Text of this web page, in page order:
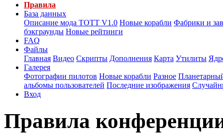
Правила
База данных
Описание мода ТОТТ V1.0 Новые корабли Фабрики и
бэкграунды Новые рейтинги
FAQ
Файлы
Главная Видео Скрипты Дополнения Карта Утилиты
Галерея
Фотографии пилотов Новые корабли Разное
альбомы пользователей Последние изображения
Вход
Правила